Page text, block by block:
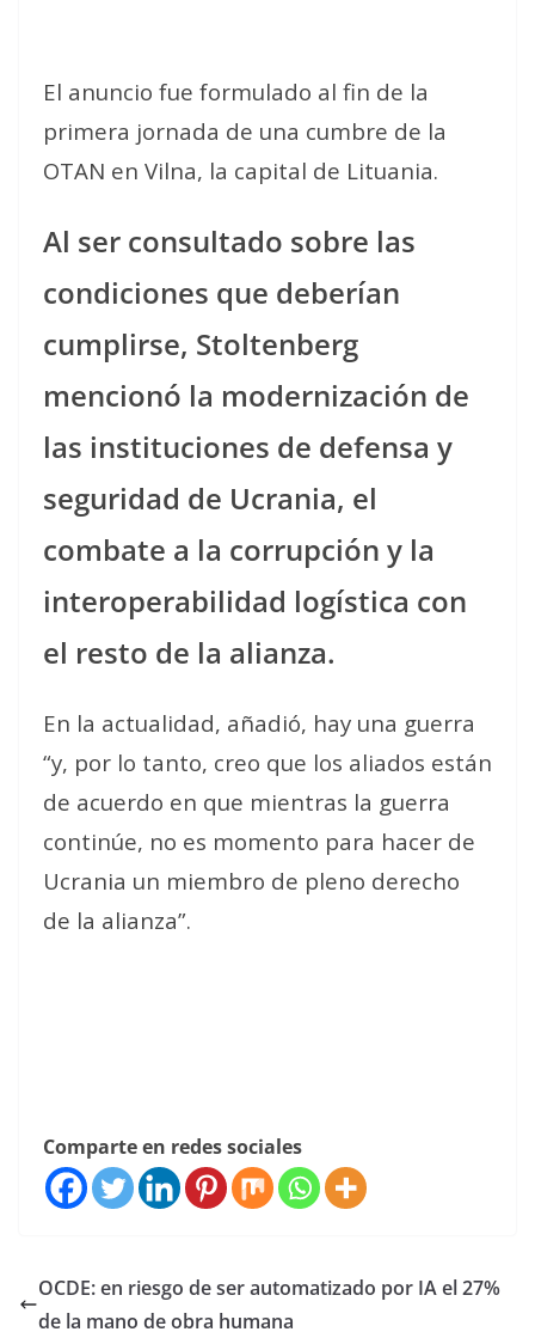
El anuncio fue formulado al fin de la
primera jornada de una cumbre de la
OTAN en Vilna, la capital de Lituania.
Al ser consultado sobre las
condiciones que deberían
cumplirse, Stoltenberg
mencionó la modernización de
las instituciones de defensa y
seguridad de Ucrania, el
combate a la corrupción y la
interoperabilidad logística con
el resto de la alianza.
En la actualidad, añadió, hay una guerra
“y, por lo tanto, creo que los aliados están
de acuerdo en que mientras la guerra
continúe, no es momento para hacer de
Ucrania un miembro de pleno derecho
de la alianza”.
Comparte en redes sociales
OCDE: en riesgo de ser automatizado por IA el 27%
de la mano de obra humana